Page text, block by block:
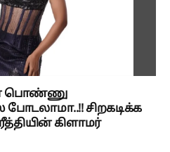
பொண்ணு
சிறகடிக்க
கிளாமர்